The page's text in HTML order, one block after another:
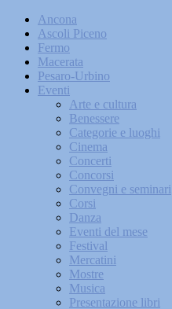
Ancona
Ascoli Piceno
Fermo
Macerata
Pesaro-Urbino
Eventi
Arte e cultura
Benessere
Categorie e luoghi
Cinema
Concerti
Concorsi
Convegni e seminari
Corsi
Danza
Eventi del mese
Festival
Mercatini
Mostre
Musica
Presentazione libri